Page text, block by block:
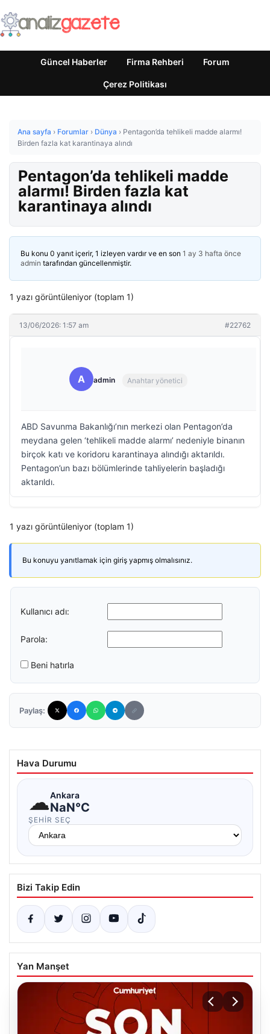
Güncel Haberler Firma Rehberi Forum
Çerez Politikası
Ana sayfa › Forumlar › Dünya › Pentagon’da tehlikeli madde alarmı!
Birden fazla kat karantinaya alındı
Pentagon’da tehlikeli madde
alarmı! Birden fazla kat
karantinaya alındı
Bu konu 0 yanıt içerir, 1 izleyen vardır ve en son 1 ay 3 hafta önce
admin tarafından güncellenmiştir.
1 yazı görüntüleniyor (toplam 1)
13/06/2026: 1:57 am #22762
A admin Anahtar yönetici
ABD Savunma Bakanlığı’nın merkezi olan Pentagon’da
meydana gelen ‘tehlikeli madde alarmı’ nedeniyle binanın
birçok katı ve koridoru karantinaya alındığı aktarıldı.
Pentagon’un bazı bölümlerinde tahliyelerin başladığı
aktarıldı.
1 yazı görüntüleniyor (toplam 1)
Bu konuyu yanıtlamak için giriş yapmış olmalısınız.
Kullanıcı adı:
Parola:
Beni hatırla
Paylaş:
Hava Durumu
☁Ankara
NaN°C
ŞEHIR SEÇ
Bizi Takip Edin
Yan Manşet